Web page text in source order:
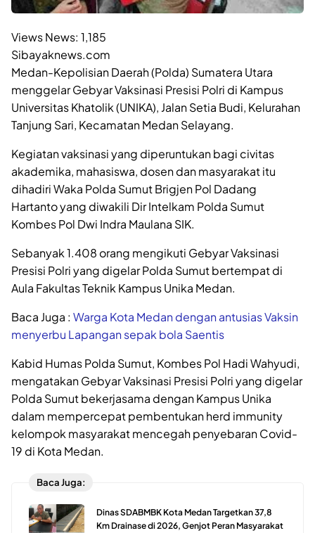
Views News: 1,185
Sibayaknews.com
Medan-Kepolisian Daerah (Polda) Sumatera Utara
menggelar Gebyar Vaksinasi Presisi Polri di Kampus
Universitas Khatolik (UNIKA), Jalan Setia Budi, Kelurahan
Tanjung Sari, Kecamatan Medan Selayang.
Kegiatan vaksinasi yang diperuntukan bagi civitas
akademika, mahasiswa, dosen dan masyarakat itu
dihadiri Waka Polda Sumut Brigjen Pol Dadang
Hartanto yang diwakili Dir Intelkam Polda Sumut
Kombes Pol Dwi Indra Maulana SIK.
Sebanyak 1.408 orang mengikuti Gebyar Vaksinasi
Presisi Polri yang digelar Polda Sumut bertempat di
Aula Fakultas Teknik Kampus Unika Medan.
Baca Juga : Warga Kota Medan dengan antusias Vaksin
menyerbu Lapangan sepak bola Saentis
Kabid Humas Polda Sumut, Kombes Pol Hadi Wahyudi,
mengatakan Gebyar Vaksinasi Presisi Polri yang digelar
Polda Sumut bekerjasama dengan Kampus Unika
dalam mempercepat pembentukan herd immunity
kelompok masyarakat mencegah penyebaran Covid-
19 di Kota Medan.
Baca Juga:
Dinas SDABMBK Kota Medan Targetkan 37,8
Km Drainase di 2026, Genjot Peran Masyarakat